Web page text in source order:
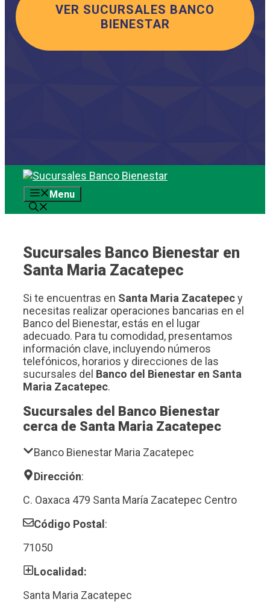
VER SUCURSALES BANCO
BIENESTAR
Saltar
contenidoMenu
Sucursales Banco Bienestar en
Santa Maria Zacatepec
Si te encuentras en Santa Maria Zacatepecy
necesitas realizar operaciones bancarias en el
Banco del Bienestar, estás en el lugar
adecuado. Para tu comodidad, presentamos
información clave, incluyendo números
telefónicos, horarios y direcciones de las
sucursales del Banco del Bienestar en Santa
Maria Zacatepec.
Sucursales del Banco Bienestar
cerca de Santa Maria Zacatepec
Banco Bienestar Maria Zacatepec
Dirección:
C. Oaxaca 479 Santa María Zacatepec Centro
Código Postal:
71050
Localidad:
Santa Maria Zacatepec